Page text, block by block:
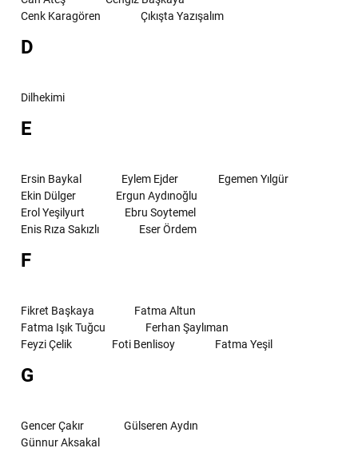
Cenk Karagören
Çıkışta Yazışalım
D
Dilhekimi
E
Ersin Baykal Eylem Ejder
Egemen Yılgür
Ekin Dülger
Ergun Aydınoğlu
Erol Yeşilyurt
Ebru Soytemel
Enis Rıza Sakızlı
Eser Ördem
F
Fikret Başkaya
Fatma Altun
Fatma Işık Tuğcu
Ferhan Şaylıman
Feyzi Çelik
Foti Benlisoy Fatma Yeşil
G
Gencer Çakır
Gülseren Aydın
Günnur Aksakal